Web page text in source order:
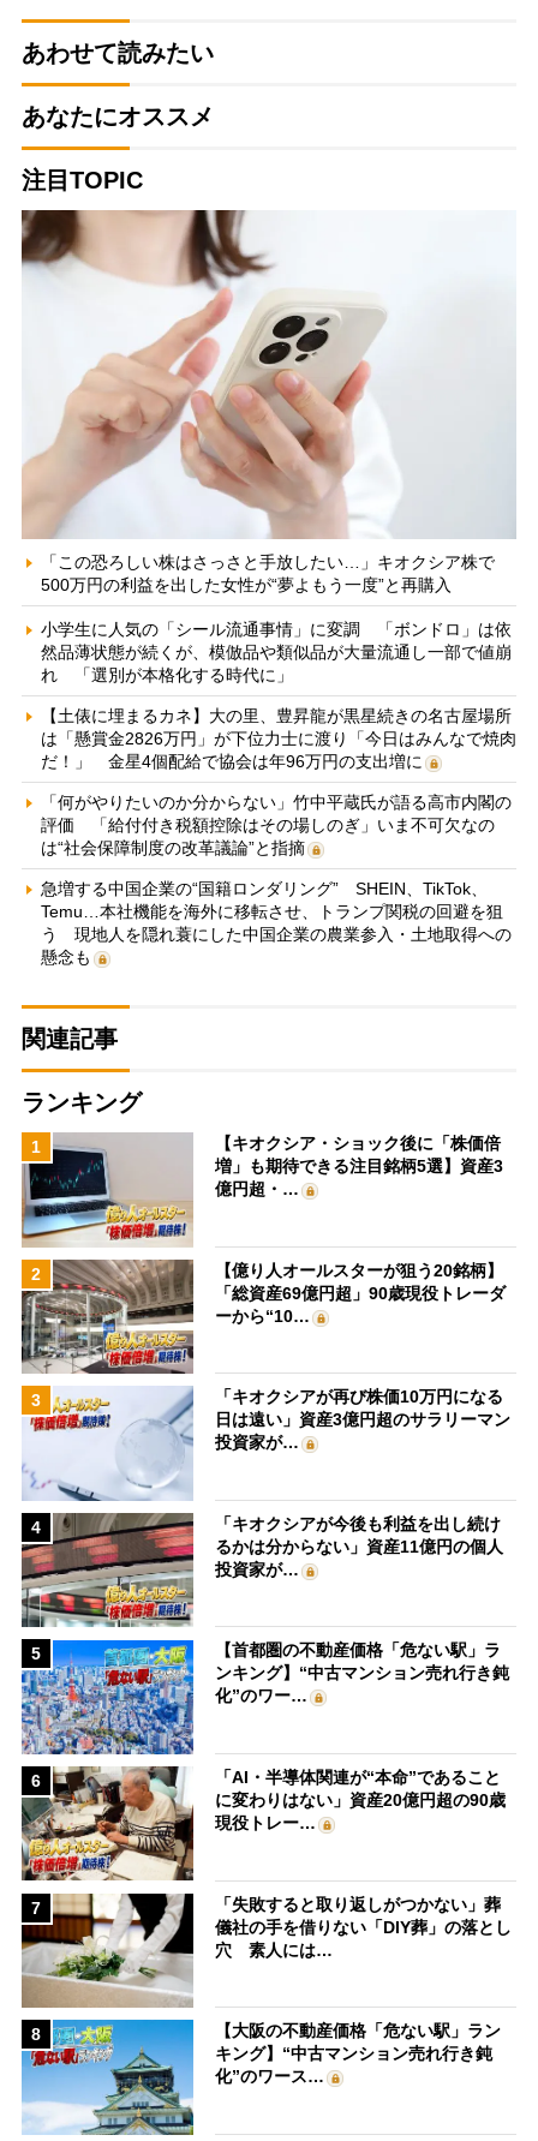
あわせて読みたい
あなたにオススメ
注目TOPIC
「この恐ろしい株はさっさと手放したい…」キオクシア株で
500万円の利益を出した女性が“夢よもう一度”と再購入
小学生に人気の「シール流通事情」に変調 「ボンドロ」は依
然品薄状態が続くが、模倣品や類似品が大量流通し一部で値崩
れ 「選別が本格化する時代に」
【土俵に埋まるカネ】大の里、豊昇龍が黒星続きの名古屋場所
は「懸賞金2826万円」が下位力士に渡り「今日はみんなで焼肉
だ！」 金星4個配給で協会は年96万円の支出増に
「何がやりたいのか分からない」竹中平蔵氏が語る高市内閣の
評価 「給付付き税額控除はその場しのぎ」いま不可欠なの
は“社会保障制度の改革議論”と指摘
急増する中国企業の“国籍ロンダリング” SHEIN、TikTok、
Temu…本社機能を海外に移転させ、トランプ関税の回避を狙
う 現地人を隠れ蓑にした中国企業の農業参入・土地取得への
懸念も
関連記事
ランキング
1
【キオクシア・ショック後に「株価倍
増」も期待できる注目銘柄5選】資産3
億円超・…
2
【億り人オールスターが狙う20銘柄】
「総資産69億円超」90歳現役トレーダ
ーから“10…
3
「キオクシアが再び株価10万円になる
日は遠い」資産3億円超のサラリーマン
投資家が…
4
「キオクシアが今後も利益を出し続け
るかは分からない」資産11億円の個人
投資家が…
5
【首都圏の不動産価格「危ない駅」ラ
ンキング】“中古マンション売れ行き鈍
化”のワー…
6
「AI・半導体関連が“本命”であること
に変わりはない」資産20億円超の90歳
現役トレー…
7
「失敗すると取り返しがつかない」葬
儀社の手を借りない「DIY葬」の落とし
穴 素人には…
8
【大阪の不動産価格「危ない駅」ラン
キング】“中古マンション売れ行き鈍
化”のワース…